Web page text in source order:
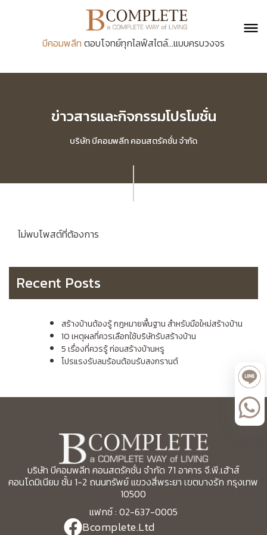
บีคอมพลีท ตอบโจทย์ทุกไลฟ์สไตล์...แบบครบวงจร
ข่าวสารและกิจกรรมโปรโมชั่น
บริษัท บีคอมพลีท คอนสตรัคชั่น จำกัด
ไม่พบโพสต์ที่ต้องการ
Recent Posts
สร้างบ้านต้องรู้ กฎหมายพื้นฐาน สำหรับมือใหม่สร้างบ้าน
10 เหตุผลที่ควรเลือกใช้บริษัทรับสร้างบ้าน
5 เรื่องที่ควรรู้ ก่อนสร้างบ้านหรู
โปรแรงรับลมร้อนต้อนรับสงกรานต์
บริษัท บีคอมพลีท คอนสตรัคชั่น จำกัด 71 อาคาร จี.พี.เฮ้าส์
คอนโดมิเนียม ชั้น 1-2 ถนนทรัพย์ แขวงสี่พระยา เขตบางรัก กรุงเทพ
10500
แฟกซ์ : 02-637-0005
Bcomplete.Ltd